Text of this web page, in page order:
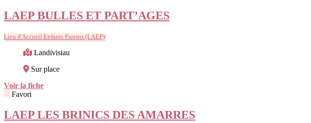
LAEP BULLES ET PART’AGES
Lieu d'Accueil Enfants Parents (LAEP)
Landivisiau
Sur place
Voir la fiche
Favori
LAEP LES BRINICS DES AMARRES